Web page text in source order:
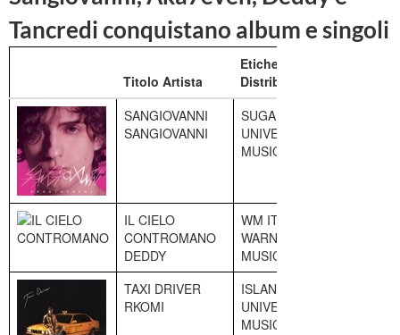
Tancredi conquistano album e singoli
Titolo Artista
Etichetta /
Distributore
SANGIOVANNI
SANGIOVANNI
SUGAR
UNIVERSAL
MUSIC
IL CIELO
CONTROMANO
DEDDY
WM ITALY
WARNER
MUSIC
TAXI DRIVER
RKOMI
ISLAND
UNIVERSAL
MUSIC